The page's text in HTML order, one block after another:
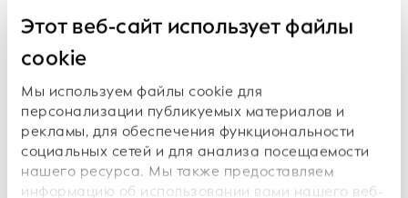
Этот веб-сайт использует файлы
cookie
Мы используем файлы cookie для
персонализации публикуемых материалов и
рекламы, для обеспечения функциональности
социальных сетей и для анализа посещаемости
нашего ресурса. Мы также предоставляем
информацию об использовании вами нашего веб-
Дата: 2026-07-16
ISITC и GLEIF начинают сотрудничество в
целях поддержки передовых отраслевых
практик и обеспечения прозрачности
данных
Дата: 2026-06-16